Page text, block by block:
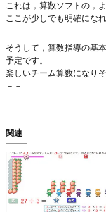
これは，算数ソフトの，
ここが少しでも明確にな
そうして，算数指導の基
予定です。
楽しいチーム算数になりそ
－－
関連